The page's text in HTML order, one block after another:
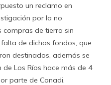
un reclamo en
por la no
compras de tierra sin
de dichos fondos, que
destinados, además se
Los Ríos hace más de 4
parte de Conadi.